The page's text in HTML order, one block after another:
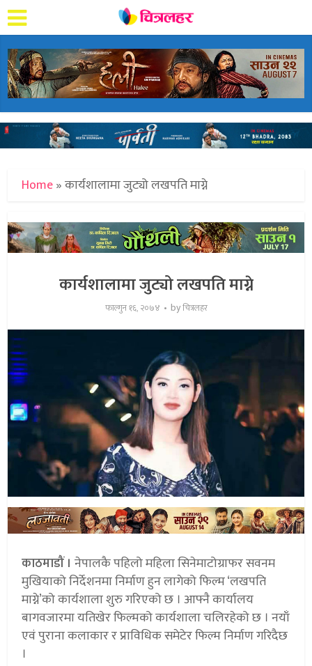
Home»कार्यशालामा जुट्यो लखपति माग्ने
कार्यशालामा जुट्यो लखपति माग्ने
फाल्गुन १६, २०७४ byचित्रलहर
काठमाडौं । नेपालकै पहिलो महिला सिनेमाटोग्राफर सवनम
मुखियाको निर्देशनमा निर्माण हुन लागेको फिल्म ‘लखपति
माग्ने’को कार्यशाला शुरु गरिएको छ । आफ्नै कार्यालय
बागवजारमा यतिखेर फिल्मको कार्यशाला चलिरहेको छ । नयाँ
एवं पुराना कलाकार र प्राविधिक समेटेर फिल्म निर्माण गरिदैछ
।